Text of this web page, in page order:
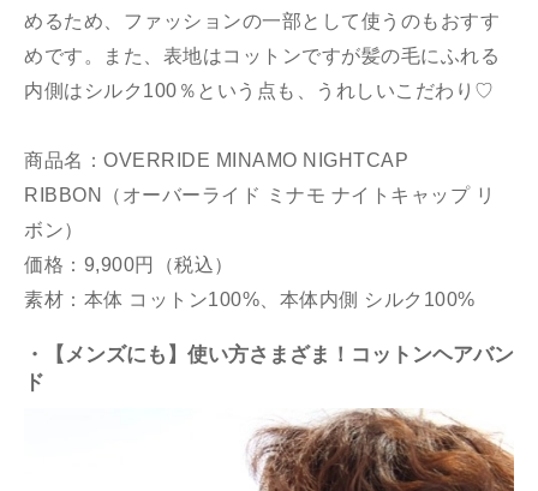
めるため、ファッションの一部として使うのもおすす
めです。また、表地はコットンですが髪の毛にふれる
内側はシルク100％という点も、うれしいこだわり♡
商品名：OVERRIDE MINAMO NIGHTCAP
RIBBON（オーバーライド ミナモ ナイトキャップ リ
ボン）
価格：9,900円（税込）
素材：本体 コットン100%、本体内側 シルク100%
・【メンズにも】使い方さまざま！コットンヘアバン
ド